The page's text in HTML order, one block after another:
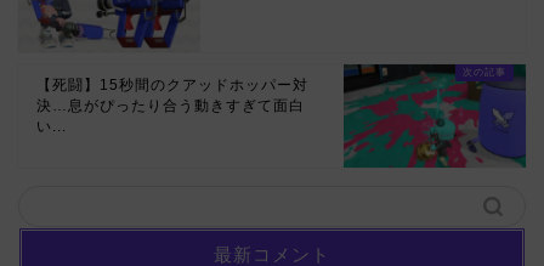
【死闘】15秒間のクアッドホッパー対
決…息がぴったり合う動きすぎて面白
い...
最新コメント